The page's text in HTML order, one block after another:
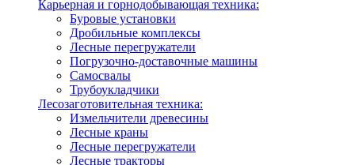
Карьерная и горнодобывающая техника:
Буровые установки
Дробильные комплексы
Лесные перегружатели
Погрузочно-доставочные машины
Самосвалы
Трубоукладчики
Лесозаготовительная техника:
Измельчители древесины
Лесные краны
Лесные перегружатели
Лесные тракторы